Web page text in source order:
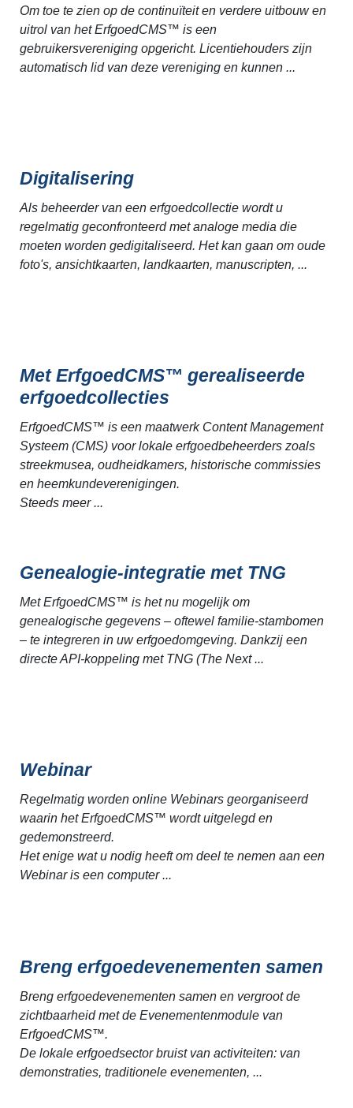
Om toe te zien op de continuïteit en verdere uitbouw en
uitrol van het ErfgoedCMS™ is een
gebruikersvereniging opgericht. Licentiehouders zijn
automatisch lid van deze vereniging en kunnen ...
Digitalisering
Als beheerder van een erfgoedcollectie wordt u
regelmatig geconfronteerd met analoge media die
moeten worden gedigitaliseerd. Het kan gaan om oude
foto's, ansichtkaarten, landkaarten, manuscripten, ...
Met ErfgoedCMS™ gerealiseerde
erfgoedcollecties
ErfgoedCMS™ is een maatwerk Content Management
Systeem (CMS) voor lokale erfgoedbeheerders zoals
streekmusea, oudheidkamers, historische commissies
en heemkundeverenigingen.
Steeds meer ...
Genealogie-integratie met TNG
Met ErfgoedCMS™ is het nu mogelijk om
genealogische gegevens – oftewel familie-stambomen
– te integreren in uw erfgoedomgeving. Dankzij een
directe API-koppeling met TNG (The Next ...
Webinar
Regelmatig worden online Webinars georganiseerd
waarin het ErfgoedCMS™ wordt uitgelegd en
gedemonstreerd.
Het enige wat u nodig heeft om deel te nemen aan een
Webinar is een computer ...
Breng erfgoedevenementen samen
Breng erfgoedevenementen samen en vergroot de
zichtbaarheid met de Evenementenmodule van
ErfgoedCMS™.
De lokale erfgoedsector bruist van activiteiten: van
demonstraties, traditionele evenementen, ...